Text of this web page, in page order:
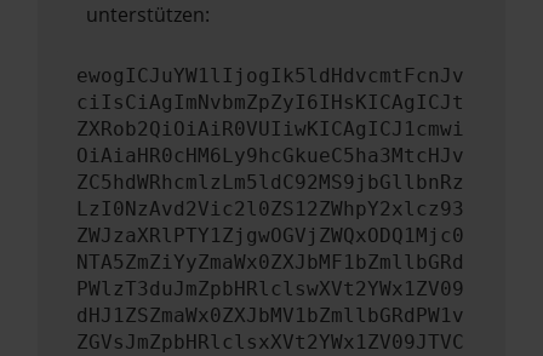
unterstützen:
ewogICJuYW1lIjogIk5ldHdvcmtFcnJv
ciIsCiAgImNvbmZpZyI6IHsKICAgICJt
ZXRob2QiOiAiR0VUIiwKICAgICJ1cmwi
OiAiaHR0cHM6Ly9hcGkueC5ha3MtcHJv
ZC5hdWRhcmlzLm5ldC92MS9jbGllbnRz
LzI0NzAvd2Vic2l0ZS12ZWhpY2xlcz93
ZWJzaXRlPTY1ZjgwOGVjZWQxODQ1Mjc0
NTA5ZmZiYyZmaWx0ZXJbMF1bZmllbGRd
PWlzT3duJmZpbHRlclswXVt2YWx1ZV09
dHJ1ZSZmaWx0ZXJbMV1bZmllbGRdPW1v
ZGVsJmZpbHRlclsxXVt2YWx1ZV09JTVC